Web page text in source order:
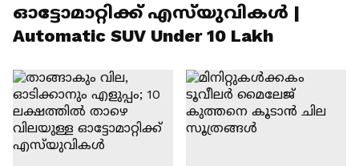
ഓട്ടോമാറ്റിക്ക് എസ്‍യുവികൾ |
Automatic SUV Under 10 Lakh